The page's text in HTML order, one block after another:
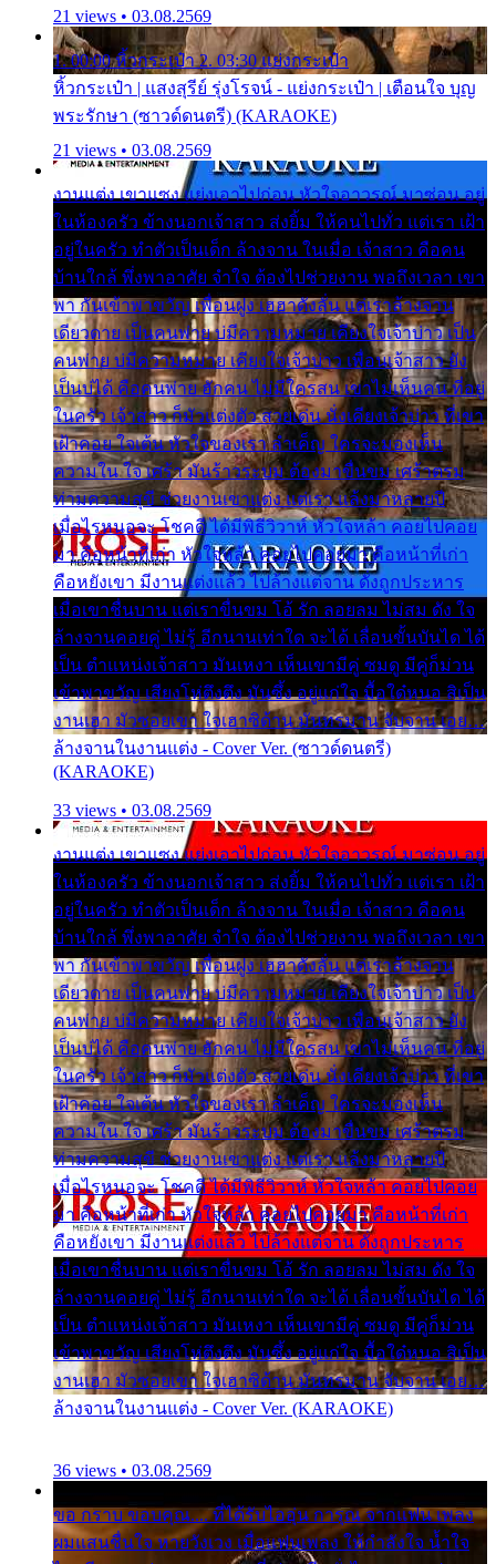
21 views • 03.08.2569
1. 00:00 หิ้วกระเป๋า 2. 03:30 แย่งกระเป๋า
หิ้วกระเป๋า | แสงสุรีย์ รุ่งโรจน์ - แย่งกระเป๋า | เตือนใจ บุญ
พระรักษา (ซาวด์ดนตรี) (KARAOKE)
21 views • 03.08.2569
งานแต่ง เขาแซง แย่งเอาไปก่อน หัวใจอาวรณ์ มาซ่อน อยู่
ในห้องครัว ข้างนอกเจ้าสาว ส่งยิ้ม ให้คนไปทั่ว แต่เรา เฝ้า
อยู่ในครัว ทำตัวเป็นเด็ก ล้างจาน ในเมื่อ เจ้าสาว คือคน
บ้านใกล้ พึ่งพาอาศัย จำใจ ต้องไปช่วยงาน พอถึงเวลา เขา
พา กันเข้าพาขวัญ เพื่อนฝูง เฮฮาดังลั่น แต่เราล้างจาน
เดียวดาย เป็นคนพ่าย บ่มีความหมาย เคียงใจเจ้าบ่าว เป็น
คนพ่าย บ่มีความหมาย เคียงใจเจ้าบ่าว เพื่อนเจ้าสาว ยัง
เป็นบ่ได้ คือคนพ่าย ฮักคน ไม่มีใครสน เขาไม่เห็นคน ที่อยู่
ในครัว เจ้าสาว ก็มัวแต่งตัว สวยเด่น นั่งเคียงเจ้าบ่าว ที่เขา
เฝ้าคอย ใจเต้น หัวใจของเรา ลำเค็ญ ใครจะมองเห็น
ความใน ใจ เศร้า มันร้าวระบม ต้องมาขื่นขม เศร้าตรม
ท่ามความสุขี ช่วยงานเขาแต่ง แต่เรา แล้งมาหลายปี
เมื่อไรหนอจะ โชคดี ได้มีพิธีวิวาห์ หัวใจหล้า คอยไปคอย
มา คือหน้าที่เก่า หัวใจหล้า คอยไปคอยมา คือหน้าที่เก่า
คือหยังเขา มีงานแต่งแล้ว ไปล้างแต่จาน ดั่งถูกประหาร
เมื่อเขาชื่นบาน แต่เราขื่นขม โอ้ รัก ลอยลม ไม่สม ดัง ใจ
ล้างจานคอยคู่ ไม่รู้ อีกนานเท่าใด จะได้ เลื่อนขั้นบันได ได้
เป็น ตำแหน่งเจ้าสาว มันเหงา เห็นเขามีคู่ ซมดู มีคู่ก็ม่วน
เข้าพาขวัญ เสียงโห่ตึงตึง มันซึ้ง อยู่แก่ใจ มื้อใด๋หนอ สิเป็น
งานเฮา มัวซอยเขา ใจเฮาซิด้าน มันทรมาน จับจาน เอย…
ล้างจานในงานแต่ง - Cover Ver. (ซาวด์ดนตรี)
(KARAOKE)
33 views • 03.08.2569
งานแต่ง เขาแซง แย่งเอาไปก่อน หัวใจอาวรณ์ มาซ่อน อยู่
ในห้องครัว ข้างนอกเจ้าสาว ส่งยิ้ม ให้คนไปทั่ว แต่เรา เฝ้า
อยู่ในครัว ทำตัวเป็นเด็ก ล้างจาน ในเมื่อ เจ้าสาว คือคน
บ้านใกล้ พึ่งพาอาศัย จำใจ ต้องไปช่วยงาน พอถึงเวลา เขา
พา กันเข้าพาขวัญ เพื่อนฝูง เฮฮาดังลั่น แต่เราล้างจาน
เดียวดาย เป็นคนพ่าย บ่มีความหมาย เคียงใจเจ้าบ่าว เป็น
คนพ่าย บ่มีความหมาย เคียงใจเจ้าบ่าว เพื่อนเจ้าสาว ยัง
เป็นบ่ได้ คือคนพ่าย ฮักคน ไม่มีใครสน เขาไม่เห็นคน ที่อยู่
ในครัว เจ้าสาว ก็มัวแต่งตัว สวยเด่น นั่งเคียงเจ้าบ่าว ที่เขา
เฝ้าคอย ใจเต้น หัวใจของเรา ลำเค็ญ ใครจะมองเห็น
ความใน ใจ เศร้า มันร้าวระบม ต้องมาขื่นขม เศร้าตรม
ท่ามความสุขี ช่วยงานเขาแต่ง แต่เรา แล้งมาหลายปี
เมื่อไรหนอจะ โชคดี ได้มีพิธีวิวาห์ หัวใจหล้า คอยไปคอย
มา คือหน้าที่เก่า หัวใจหล้า คอยไปคอยมา คือหน้าที่เก่า
คือหยังเขา มีงานแต่งแล้ว ไปล้างแต่จาน ดั่งถูกประหาร
เมื่อเขาชื่นบาน แต่เราขื่นขม โอ้ รัก ลอยลม ไม่สม ดัง ใจ
ล้างจานคอยคู่ ไม่รู้ อีกนานเท่าใด จะได้ เลื่อนขั้นบันได ได้
เป็น ตำแหน่งเจ้าสาว มันเหงา เห็นเขามีคู่ ซมดู มีคู่ก็ม่วน
เข้าพาขวัญ เสียงโห่ตึงตึง มันซึ้ง อยู่แก่ใจ มื้อใด๋หนอ สิเป็น
งานเฮา มัวซอยเขา ใจเฮาซิด้าน มันทรมาน จับจาน เอย…
ล้างจานในงานแต่ง - Cover Ver. (KARAOKE)
36 views • 03.08.2569
ขอ กราบ ขอบคุณ.... ที่ได้รับไออุ่น การุณ จากแฟน เพลง
ผมแสนชื่นใจ หายวังเวง เมื่อแฟนเพลง ให้กำลังใจ น้ำใจ